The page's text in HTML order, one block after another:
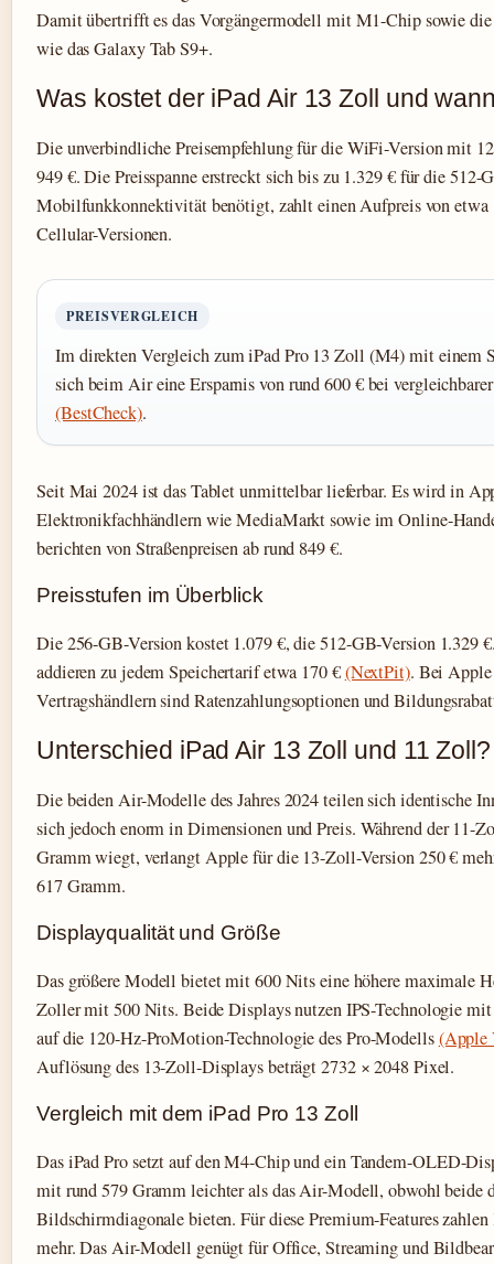
Damit übertrifft es das Vorgängermodell mit M1-Chip sowie
wie das Galaxy Tab S9+.
Was kostet der iPad Air 13 Zoll und
Die unverbindliche Preisempfehlung für die WiFi-Version mit
949 €. Die Preisspanne erstreckt sich bis zu 1.329 € für die 512-
Mobilfunkkonnektivität benötigt, zahlt einen Aufpreis von etwa
Cellular-Versionen.
PREISVERGLEICH
Im direkten Vergleich zum iPad Pro 13 Zoll (M4) mit einem
sich beim Air eine Ersparnis von rund 600 € bei
(BestCheck).
Seit Mai 2024 ist das Tablet unmittelbar lieferbar. Es wird in
Elektronikfachhändlern wie MediaMarkt sowie im Online-
berichten von Straßenpreisen ab rund 849 €.
Preisstufen im Überblick
Die 256-GB-Version kostet 1.079 €, die 512-GB-Version 1.329
addieren zu jedem Speichertarif etwa 170 €(NextPit). Bei
Vertragshändlern sind Ratenzahlungsoptionen und
Unterschied iPad Air 13 Zoll und 11 Zoll?
Die beiden Air-Modelle des Jahres 2024 teilen sich identische
sich jedoch enorm in Dimensionen und Preis. Während der 11-
Gramm wiegt, verlangt Apple für die 13-Zoll-Version 250 €
617 Gramm.
Displayqualität und Größe
Das größere Modell bietet mit 600 Nits eine höhere maximale
Zoller mit 500 Nits. Beide Displays nutzen IPS-Technologie
auf die 120-Hz-ProMotion-Technologie des Pro-Modells(Apple
Auflösung des 13-Zoll-Displays beträgt 2732 × 2048 Pixel.
Vergleich mit dem iPad Pro 13 Zoll
Das iPad Pro setzt auf den M4-Chip und ein Tandem-OLED-
mit rund 579 Gramm leichter als das Air-Modell, obwohl beide
Bildschirmdiagonale bieten. Für diese Premium-Features
mehr. Das Air-Modell genügt für Office, Streaming und